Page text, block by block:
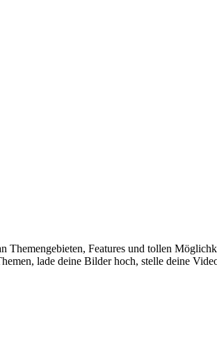
Themengebieten, Features und tollen
lade deine Bilder hoch, stelle deine